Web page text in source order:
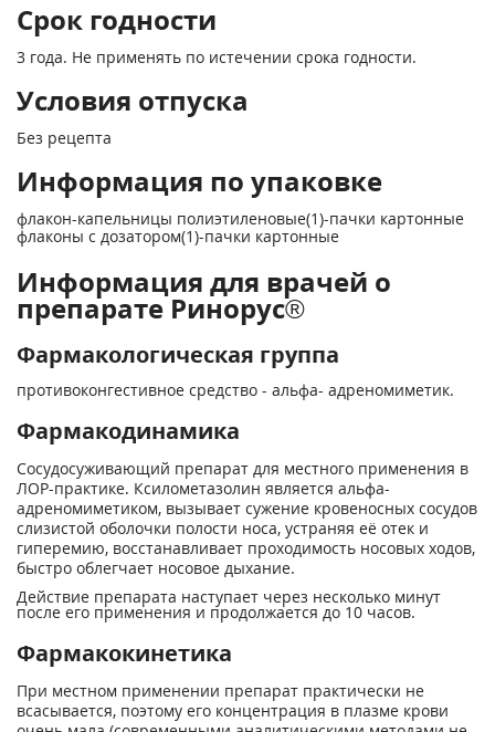
Срок годности
3 года. Не применять по истечении срока годности.
Условия отпуска
Без рецепта
Информация по упаковке
флакон-капельницы полиэтиленовые(1)-пачки картонные
флаконы с дозатором(1)-пачки картонные
Информация для врачей о
препарате Ринорус®
Фармакологическая группа
противоконгестивное средство - альфа- адреномиметик.
Фармакодинамика
Сосудосуживающий препарат для местного применения в
ЛОР-практике. Ксилометазолин является альфа-
адреномиметиком, вызывает сужение кровеносных сосудов
слизистой оболочки полости носа, устраняя её отек и
гиперемию, восстанавливает проходимость носовых ходов,
быстро облегчает носовое дыхание.
Действие препарата наступает через несколько минут
после его применения и продолжается до 10 часов.
Фармакокинетика
При местном применении препарат практически не
всасывается, поэтому его концентрация в плазме крови